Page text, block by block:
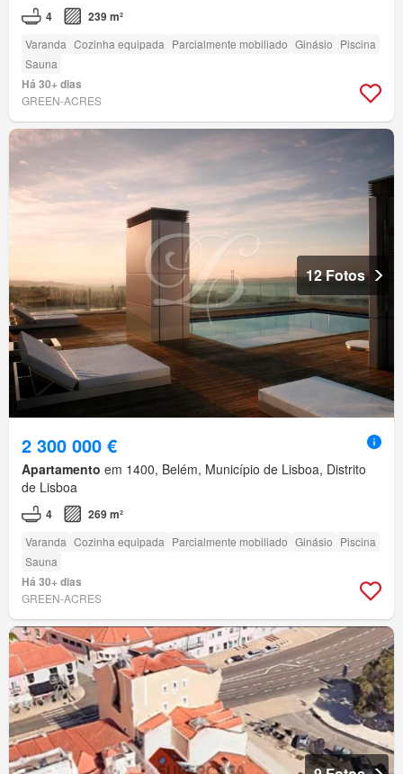
4 239 m²
Varanda Cozinha equipada Parcialmente mobiliado Ginásio Piscina
Sauna
Há 30+ dias
GREEN-ACRES
12 Fotos
2 300 000 €
Apartamento em 1400, Belém, Município de Lisboa, Distrito
de Lisboa
4 269 m²
Varanda Cozinha equipada Parcialmente mobiliado Ginásio Piscina
Sauna
Há 30+ dias
GREEN-ACRES